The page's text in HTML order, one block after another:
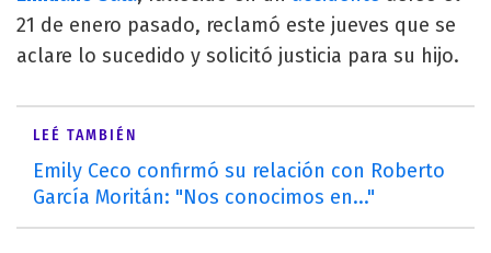
21 de enero pasado, reclamó este jueves que se
aclare lo sucedido y solicitó justicia para su hijo.
LEÉ TAMBIÉN
Emily Ceco confirmó su relación con Roberto
García Moritán: "Nos conocimos en..."